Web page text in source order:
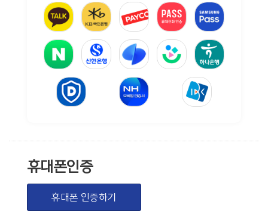
휴대폰인증
휴대폰 인증하기